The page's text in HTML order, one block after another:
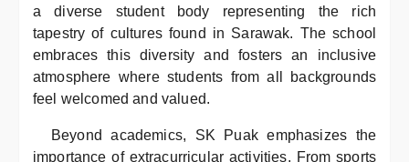
a diverse student body representing the rich
tapestry of cultures found in Sarawak. The school
embraces this diversity and fosters an inclusive
atmosphere where students from all backgrounds
feel welcomed and valued.
Beyond academics, SK Puak emphasizes the
importance of extracurricular activities. From sports